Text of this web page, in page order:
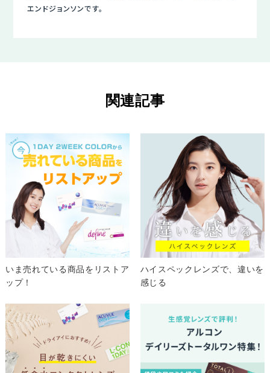
エンドジョンソンです。
関連記事
いま売れている商品をリストア
ップ！
ハイスペックレンズで、違いを
感じる